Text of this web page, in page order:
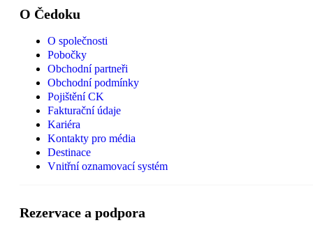
O Čedoku
O společnosti
Pobočky
Obchodní partneři
Obchodní podmínky
Pojištění CK
Fakturační údaje
Kariéra
Kontakty pro média
Destinace
Vnitřní oznamovací systém
Rezervace a podpora